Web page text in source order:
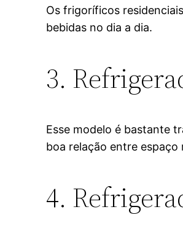
Os frigoríficos
bebidas no dia a dia.
3.
Esse modelo é bastante
boa relação entre
4.